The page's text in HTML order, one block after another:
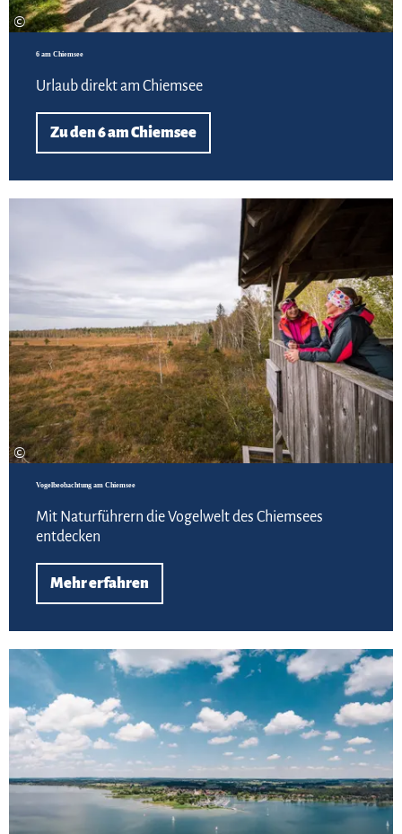
©
6 am Chiemsee
Urlaub direkt am Chiemsee
Zu den 6 am Chiemsee
©
Vogelbeobachtung am Chiemsee
Mit Naturführern die Vogelwelt des Chiemsees
entdecken
Mehr erfahren